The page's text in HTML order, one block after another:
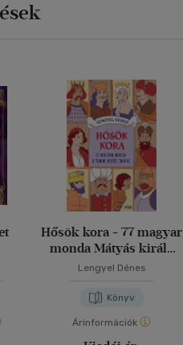
Hősök kora - 77 magyar
monda Mátyás király
korától 1848-ig
Lengyel Dénes
Könyv
Árinformációk